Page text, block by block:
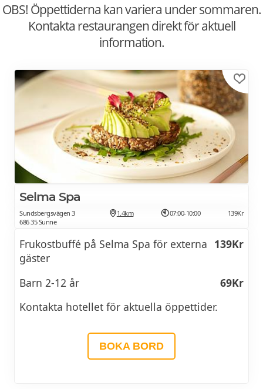
OBS! Öppettiderna kan variera under sommaren.
Kontakta restaurangen direkt för aktuell
information.
Selma Spa
Sundsbergsvägen 3
686 35 Sunne
1.4km 07:00-10:00 139Kr
Frukostbuffé på Selma Spa för externa
gäster
139Kr
Barn 2-12 år
69Kr
Kontakta hotellet för aktuella öppettider.
BOKA BORD